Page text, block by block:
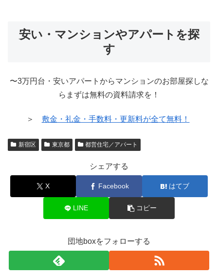
安い・マンションやアパートを探
す
〜3万円台・安いアパートからマンションのお部屋探しな
らまずは無料の資料請求を！
＞ 敷金・礼金・手数料・更新料が全て無料！
新宿区 東京都 都営住宅／アパート
シェアする
X Facebook はてブ
LINE コピー
団地boxをフォローする